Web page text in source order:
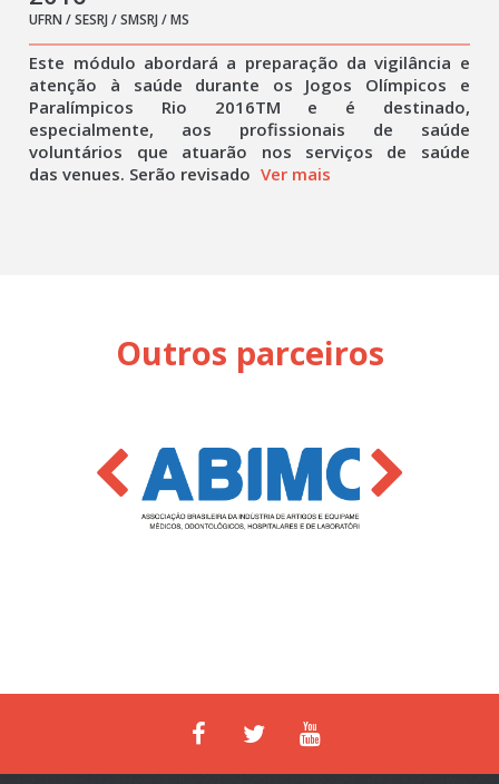
UFRN / SESRJ / SMSRJ / MS
Este módulo abordará a preparação da vigilância e
atenção à saúde durante os Jogos Olímpicos e
Paralímpicos Rio 2016TM e é destinado,
especialmente, aos profissionais de saúde
voluntários que atuarão nos serviços de saúde
das venues. Serão revisado Ver mais
Outros parceiros